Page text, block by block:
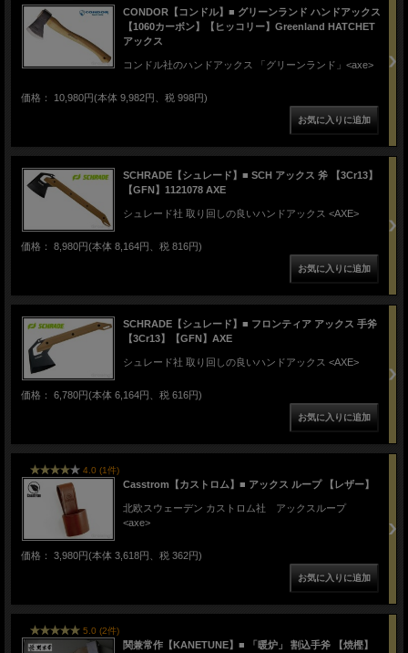
CONDOR【コンドル】■ グリーンランド ハンドアックス
【1060カーボン】【ヒッコリー】Greenland HATCHET
アックス
コンドル社のハンドアックス 「グリーンランド」<axe>
価格： 10,980円(本体 9,982円、税 998円)
SCHRADE【シュレード】■ SCH アックス 斧 【3Cr13】
【GFN】1121078 AXE
シュレード社 取り回しの良いハンドアックス <AXE>
価格： 8,980円(本体 8,164円、税 816円)
SCHRADE【シュレード】■ フロンティア アックス 手斧
【3Cr13】【GFN】AXE
シュレード社 取り回しの良いハンドアックス <AXE>
価格： 6,780円(本体 6,164円、税 616円)
4.0 (1件)
Casstrom【カストロム】■ アックス ループ 【レザー】
北欧スウェーデン カストロム社 アックスループ
<axe>
価格： 3,980円(本体 3,618円、税 362円)
5.0 (2件)
関兼常作【KANETUNE】■ 「暖炉」 割込手斧 【焼樫】